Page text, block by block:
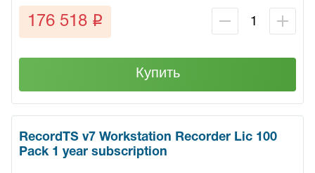
176 518 q
Купить
RecordTS v7 Workstation Recorder Lic 100
Pack 1 year subscription